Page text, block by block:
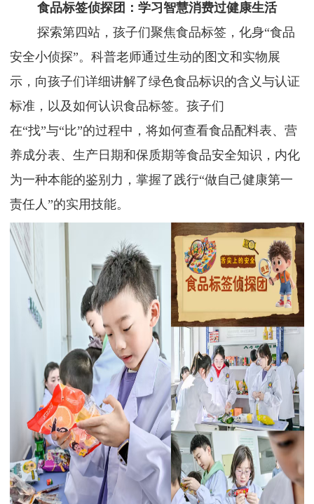
食品标签侦探团 ：学习智慧消费过健康生活
探索第四站，孩子们聚焦食品标签，化身“食品
安全小侦探”。科普老师通过生动的图文和实物展
示，向孩子们详细讲解了绿色食品标识的含义与认证
标准，以及如何认识食品标签。孩子们
在“找”与“比”的过程中，将如何查看食品配料表、营
养成分表、生产日期和保质期等食品安全知识，内化
为一种本能的鉴别力，掌握了践行“做自己健康第一
责任人”的实用技能。